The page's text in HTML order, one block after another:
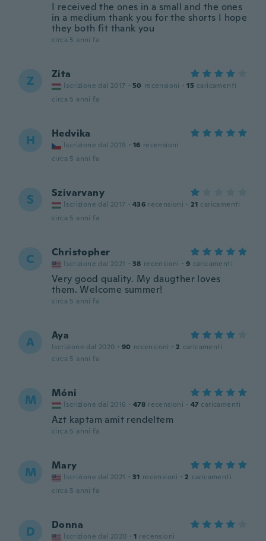
I received the ones in a small and the ones
in a medium thank you for the shorts I hope
they both fit thank you
circa 5 anni fa
Z Zita
Iscrizione dal 2017 · 50 recensioni · 15 caricamenti
circa 5 anni fa
H Hedvika
Iscrizione dal 2019 · 16 recensioni
circa 5 anni fa
S Szivarvany
Iscrizione dal 2017 · 436 recensioni · 21 caricamenti
circa 5 anni fa
C Christopher
Iscrizione dal 2021 · 38 recensioni · 9 caricamenti
Very good quality. My daugther loves
them. Welcome summer!
circa 5 anni fa
A Aya
Iscrizione dal 2020 · 90 recensioni · 2 caricamenti
circa 5 anni fa
M Móni
Iscrizione dal 2016 · 478 recensioni · 47 caricamenti
Azt kaptam amit rendeltem
circa 5 anni fa
M Mary
Iscrizione dal 2021 · 31 recensioni · 2 caricamenti
circa 5 anni fa
D Donna
Iscrizione dal 2020 · 1 recensioni